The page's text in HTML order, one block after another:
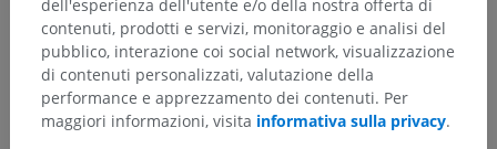
dell'esperienza dell'utente e/o della nostra offerta di
contenuti, prodotti e servizi, monitoraggio e analisi del
pubblico, interazione coi social network, visualizzazione
di contenuti personalizzati, valutazione della
performance e apprezzamento dei contenuti. Per
maggiori informazioni, visita informativa sulla privacy.